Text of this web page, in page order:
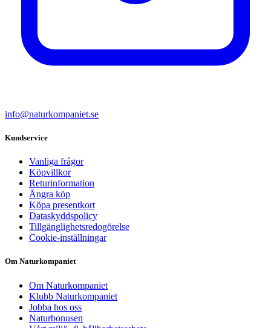
info@naturkompaniet.se
Kundservice
Vanliga frågor
Köpvillkor
Returinformation
Ångra köp
Köpa presentkort
Dataskyddspolicy
Tillgänglighetsredogörelse
Cookie-inställningar
Om Naturkompaniet
Om Naturkompaniet
Klubb Naturkompaniet
Jobba hos oss
Naturbonusen